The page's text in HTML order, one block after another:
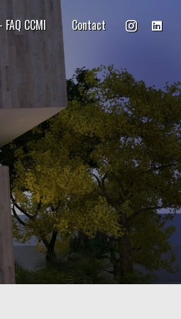
CCMI Contact